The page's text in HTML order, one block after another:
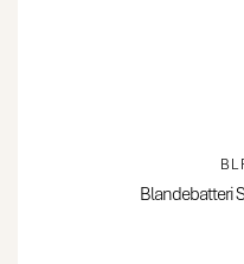
Blandebatteri